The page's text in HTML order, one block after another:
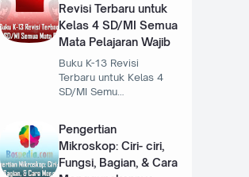
Revisi Terbaru untuk
Kelas 4 SD/MI Semua
Mata Pelajaran Wajib
Buku K-13 Revisi
Terbaru untuk Kelas 4
SD/MI Semu…
Pengertian
Mikroskop: Ciri- ciri,
Fungsi, Bagian, & Cara